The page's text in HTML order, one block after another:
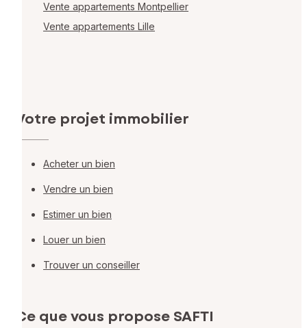
Vente appartements Montpellier
Vente appartements Lille
Votre projet immobilier
Acheter un bien
Vendre un bien
Estimer un bien
Louer un bien
Trouver un conseiller
Ce que vous propose SAFTI